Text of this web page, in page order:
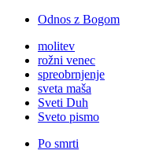
Odnos z Bogom
molitev
rožni venec
spreobrnjenje
sveta maša
Sveti Duh
Sveto pismo
Po smrti